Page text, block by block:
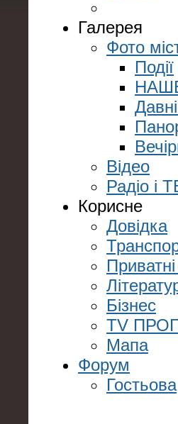
Галерея
Фото
Події
Відео
Радіо і
Корисне
Довідка
Бізнес
TV
Мапа
Форум
Гостьова